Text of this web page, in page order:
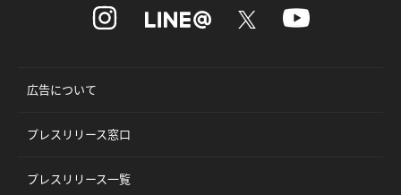
広告について
プレスリリース窓口
プレスリリース一覧